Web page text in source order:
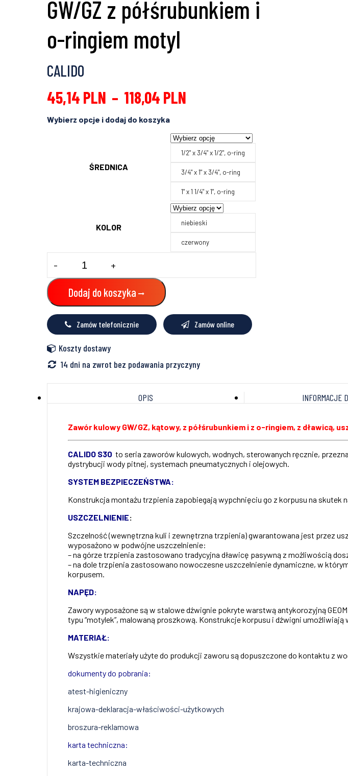
GW/GZ z półśrubunkiem i
o-ringiem motyl
CALIDO
45,14 PLN – 118,04 PLN
ŚREDNICA
1/2" x 3/4" x 1/2", o-ring
3/4" x 1" x 3/4", o-ring
1" x 1 1/4" x 1", o-ring
KOLOR niebieski
czerwony
Zawór
kulowy
kątowy
GW/GZ
z
półśrubunkiem
i
o-
ringiem
motyl
- +
Dodaj do koszyka
Zamów telefonicznie Zamów online
Koszty dostawy
14 dni na zwrot bez podawania przyczyny
OPIS INFORMACJE
Zawór kulowy GW/GZ, kątowy, z półśrubunkiem i z o-ringiem, z dławicą,
CALIDO S30 to seria zaworów kulowych, wodnych, sterowanych ręcznie,
dystrybucji wody pitnej, systemach pneumatycznych i olejowych.
SYSTEM BEZPIECZEŃSTWA:
Konstrukcja montażu trzpienia zapobiegają wypchnięciu go z korpusu na skutek
USZCZELNIENIE:
Szczelność (wewnętrzna kuli i zewnętrzna trzpienia) gwarantowana jest przez
wyposażono w podwójne uszczelnienie:
– na górze trzpienia zastosowano tradycyjna dławicę pasywną z możliwością
– na dole trzpienia zastosowano nowoczesne uszczelnienie dynamiczne, w
korpusem.
NAPĘD:
Zawory wyposażone są w stalowe dźwignie pokryte warstwą antykorozyjną
typu “motylek”, malowaną proszkową. Konstrukcje korpusu i dźwigni
MATERIAŁ:
Wszystkie materiały użyte do produkcji zaworu są dopuszczone do kontaktu z
dokumenty do pobrania:
atest-higieniczny
krajowa-deklaracja-właściwości-użytkowych
broszura-reklamowa
karta techniczna:
karta-techniczna